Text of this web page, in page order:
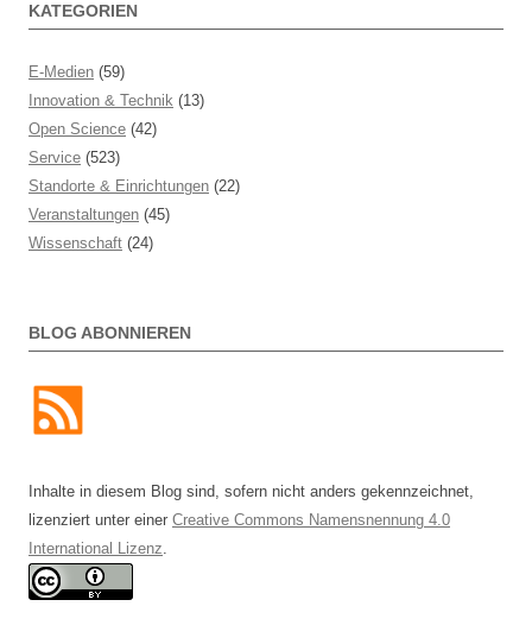
KATEGORIEN
E-Medien (59)
Innovation & Technik (13)
Open Science (42)
Service (523)
Standorte & Einrichtungen (22)
Veranstaltungen (45)
Wissenschaft (24)
BLOG ABONNIEREN
Inhalte in diesem Blog sind, sofern nicht anders gekennzeichnet,
lizenziert unter einer Creative Commons Namensnennung 4.0
International Lizenz.